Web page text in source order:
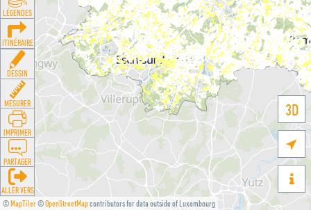
©MapTiler©OpenStreetMapcontributors for data outside of Luxembourg
3D


LÉGENDES
ITINÉRAIRE
DESSIN
MESURER
IMPRIMER
PARTAGER
ALLER VERS